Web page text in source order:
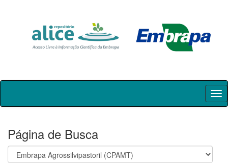
Skip
Página de Busca